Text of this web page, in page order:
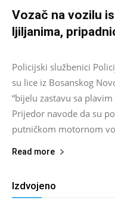
Vozač na vozilu
ljiljanima,
Salim D. - August 7, 2026
Policijski službenici
su lice iz Bosanskog
“bijelu zastavu sa
Prijedor navode da su
putničkom motornom
Read more
Izdvojeno